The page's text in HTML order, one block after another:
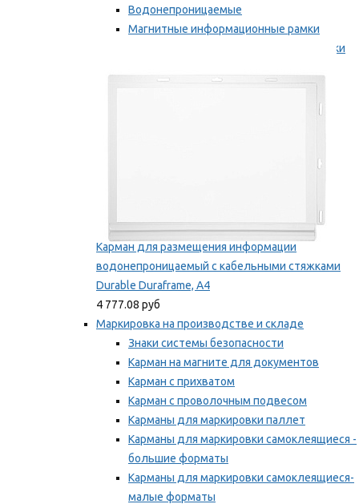
Водонепроницаемые
Магнитные информационные рамки
Самоклеящиеся информационные рамки
Карман для размещения информации
водонепроницаемый с кабельными стяжками
Durable Duraframe, А4
4 777.08 руб
Маркировка на производстве и складе
Знаки системы безопасности
Карман на магните для документов
Карман с прихватом
Карман с проволочным подвесом
Карманы для маркировки паллет
Карманы для маркировки самоклеящиеся -
большие форматы
Карманы для маркировки самоклеящиеся-
малые форматы